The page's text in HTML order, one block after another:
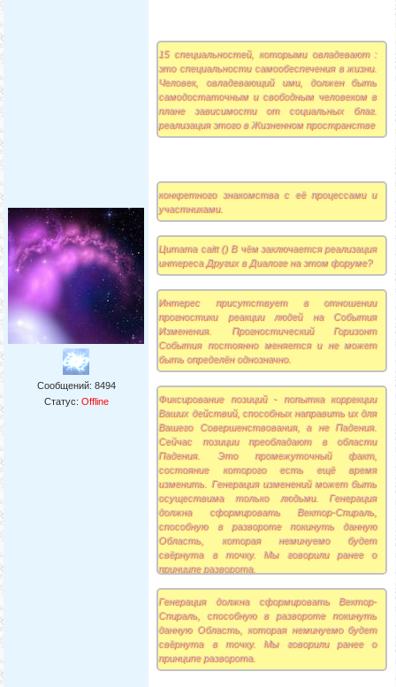
Сообщений: 8494
Статус: Offline
15 специальностей, которыми овладевают :
это специальности самообеспечения в жизни.
Человек, овладевающий ими, должен быть
самодостаточным и свободным человеком в
плане зависимости от социальных благ.
реализация этого в Жизненном пространстве
конкретного знакомства с её процессами и
участниками.
Цитата caitt () В чём заключается реализация
интереса Других в Диалоге на этом форуме?
Интерес присутствует в отношении
прогностики реакции людей на События
Изменения. Прогностический Горизонт
События постоянно меняется и не может
быть определён однозначно.
Фиксирование позиций - попытка коррекции
Ваших действий, способных направить их для
Вашего Совершенствования, а не Падения.
Сейчас позиции преобладают в области
Падения. Это промежуточный факт,
состояние которого есть ещё время
изменить. Генерация изменений может быть
осуществима только людьми. Генерация
должна сформировать Вектор-Спираль,
способную в развороте покинуть данную
Область, которая неминуемо будет
свёрнута в точку. Мы говорили ранее о
принципе разворота.
Генерация должна сформировать Вектор-
Спираль, способную в развороте покинуть
данную Область, которая неминуемо будет
свёрнута в точку. Мы говорили ранее о
принципе разворота.